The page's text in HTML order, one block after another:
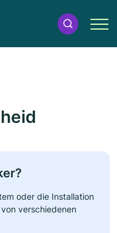
oder die Installation
verschiedenen